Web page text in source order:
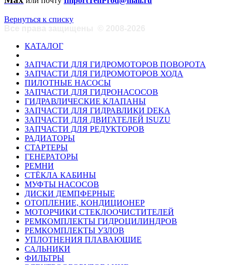
Вернуться к списку
КАТАЛОГ
ЗАПЧАСТИ ДЛЯ ГИДРОМОТОРОВ ПОВОРОТА
ЗАПЧАСТИ ДЛЯ ГИДРОМОТОРОВ ХОДА
ПИЛОТНЫЕ НАСОСЫ
ЗАПЧАСТИ ДЛЯ ГИДРОНАСОСОВ
ГИДРАВЛИЧЕСКИЕ КЛАПАНЫ
ЗАПЧАСТИ ДЛЯ ГИДРАВЛИКИ DEKA
ЗАПЧАСТИ ДЛЯ ДВИГАТЕЛЕЙ ISUZU
ЗАПЧАСТИ ДЛЯ РЕДУКТОРОВ
РАДИАТОРЫ
СТАРТЕРЫ
ГЕНЕРАТОРЫ
РЕМНИ
СТЁКЛА КАБИНЫ
МУФТЫ НАСОСОВ
ДИСКИ ДЕМПФЕРНЫЕ
ОТОПЛЕНИЕ, КОНДИЦИОНЕР
МОТОРЧИКИ СТЕКЛООЧИСТИТЕЛЕЙ
РЕМКОМПЛЕКТЫ ГИДРОЦИЛИНДРОВ
РЕМКОМПЛЕКТЫ УЗЛОВ
УПЛОТНЕНИЯ ПЛАВАЮЩИЕ
САЛЬНИКИ
ФИЛЬТРЫ